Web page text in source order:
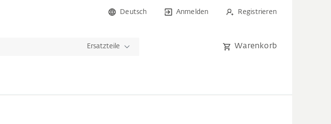
Deutsch Anmelden Registrieren
Ersatzteile Warenkorb